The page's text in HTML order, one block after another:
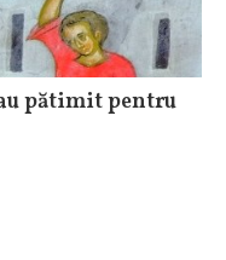
pătimit pentru